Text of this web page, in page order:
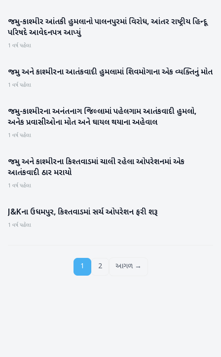
બનાસકાંઠા
જમ્મુ-કાશ્મીર આંતકી હુમલાનો પાલનપુરમાં વિરોધ, આંતર રાષ્ટ્રીય હિન્દૂ
પરિષદે આવેદનપત્ર આપ્યું
1 વર્ષ પહેલા
રાષ્ટ્રીય
જમ્મુ અને કાશ્મીરના આતંકવાદી હુમલામાં શિવમોગાના એક વ્યક્તિનું મોત
1 વર્ષ પહેલા
રાષ્ટ્રીય
જમ્મુ-કાશ્મીરના અનંતનાગ જિલ્લામાં પહેલગામ આતંકવાદી હુમલો,
અનેક પ્રવાસીઓના મોત અને ઘાયલ થયાના અહેવાલ
1 વર્ષ પહેલા
રાષ્ટ્રીય
જમ્મુ અને કાશ્મીરના કિશ્તવાડમાં ચાલી રહેલા ઓપરેશનમાં એક
આતંકવાદી ઠાર મરાયો
1 વર્ષ પહેલા
રાષ્ટ્રીય
J&Kના ઉધમપુર, કિશ્તવાડમાં સર્ચ ઓપરેશન ફરી શરૂ
1 વર્ષ પહેલા
1 2 આગળ →